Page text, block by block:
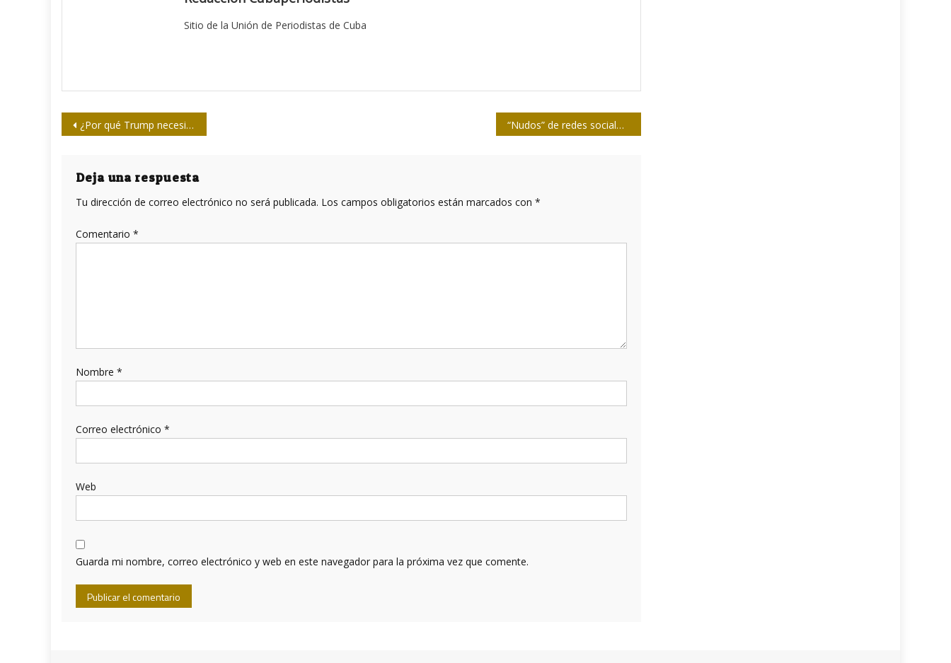
Sitio de la Unión de Periodistas de Cuba
Navegación
entradas
¿Por qué Trump necesita controlar Groenlandia? “Nudos” de redes sociales ahogan a Palestina
Deja una respuesta
Tu dirección de correo electrónico no será publicada. Los campos obligatorios están marcados con *
Comentario *
Nombre *
Correo electrónico *
Web
Guarda mi nombre, correo electrónico y web en este navegador para la próxima vez que comente.